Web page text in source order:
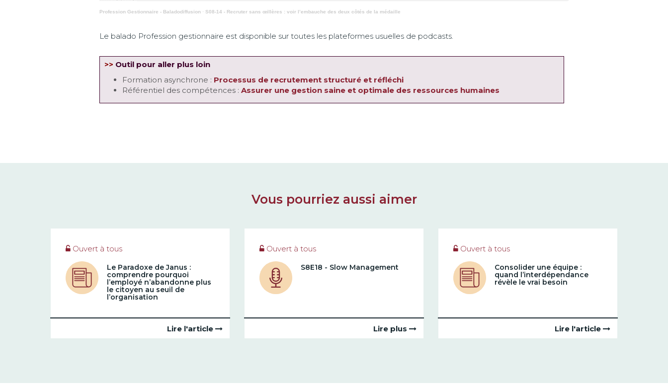
Profession Gestionnaire - Baladodiffusion· S08-14 - Recruter sans œillères : voir l’embauche des deux côtés de la médaille
Le balado Profession gestionnaire est disponible sur toutes les plateformes usuelles de podcasts.
>> Outil pour aller plus loin
Formation asynchrone : Processus de recrutement structuré et réfléchi
Référentiel des compétences : Assurer une gestion saine et optimale des ressources humaines
Vous pourriez aussi aimer
Ouvert à tous
Le Paradoxe de Janus :
comprendre pourquoi
l’employé n’abandonne plus
le citoyen au seuil de
l’organisation
Lire l'article
Ouvert à tous
S8E18 - Slow Management
Lire plus
Ouvert à tous
Consolider une équipe :
quand l’interdépendance
révèle le vrai besoin
Lire l'article